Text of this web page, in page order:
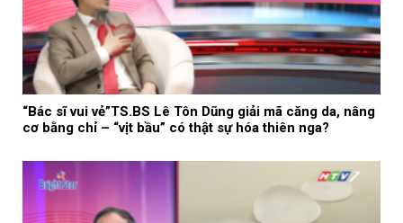
“Bác sĩ vui vẻ”TS.BS Lê Tôn Dũng giải mã căng da, nâng
cơ bằng chỉ – “vịt bầu” có thật sự hóa thiên nga?